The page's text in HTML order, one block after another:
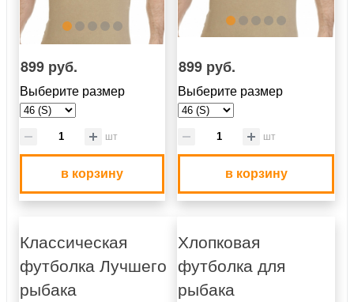
899 руб.
Выберите размер
шт
в корзину
899 руб.
Выберите размер
шт
в корзину
Классическая
футболка Лучшего
рыбака
Хлопковая
футболка для
рыбака